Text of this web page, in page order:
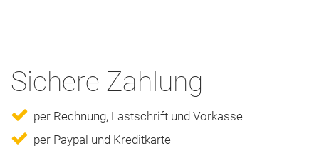
Sichere Zahlung
per Rechnung, Lastschrift und Vorkasse
per Paypal und Kreditkarte